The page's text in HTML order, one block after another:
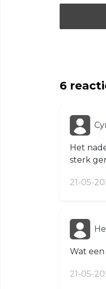
6
Het
sterk
21-05-
Wat
21-05-